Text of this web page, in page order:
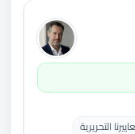
التحريرية